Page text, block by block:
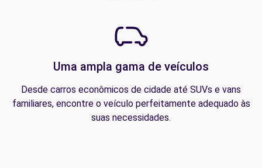
Uma ampla gama de veículos
Desde carros econômicos de cidade até SUVs e vans
familiares, encontre o veículo perfeitamente adequado às
suas necessidades.